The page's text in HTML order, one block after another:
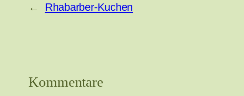
← Rhabarber-Kuchen
Kommentare